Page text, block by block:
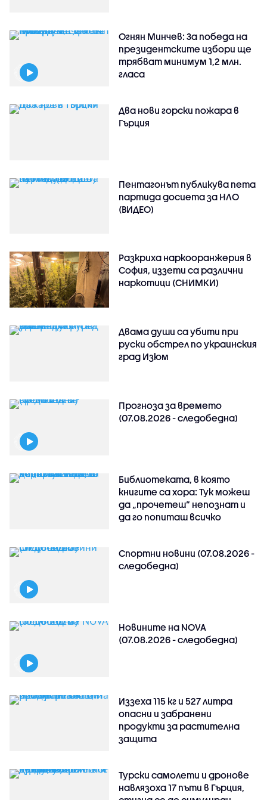
Огнян Минчев: За победа на
президентските избори ще
трябват минимум 1,2 млн.
гласа
Два нови горски пожара в
Гърция
Пентагонът публикува пета
партида досиета за НЛО
(ВИДЕО)
Разкриха наркооранжерия в
София, иззети са различни
наркотици (СНИМКИ)
Двама души са убити при
руски обстрeл по украинския
град Изюм
Прогноза за времето
(07.08.2026 - следобедна)
Библиотеката, в която
книгите са хора: Тук можеш
да „прочетеш“ непознат и
да го попиташ всичко
Спортни новини (07.08.2026 -
следобедна)
Новините на NOVA
(07.08.2026 - следобедна)
Иззеха 115 кг и 527 литра
опасни и забранени
продукти за растителна
защита
Турски самолети и дронове
навлязоха 17 пъти в Гърция,